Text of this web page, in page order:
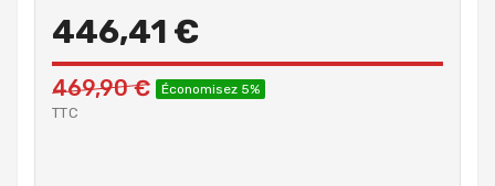
446,41 €
469,90 € Économisez 5%
TTC